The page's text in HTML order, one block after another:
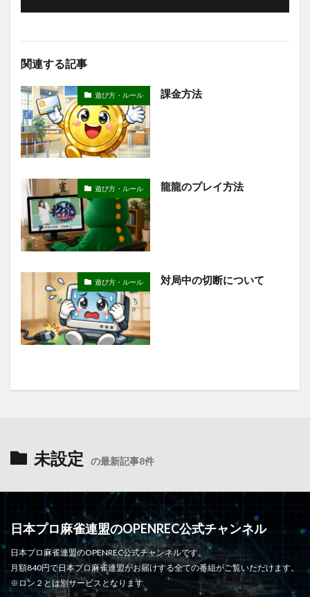
関連する記事
遊び方・ルール 課金方法
遊び方・ルール 龍龍のプレイ方法
遊び方・ルール 対局中の切断について
未設定 の最新記事8件
日本プロ麻雀連盟のOPENREC公式チャンネル
日本プロ麻雀連盟のOPENREC公式チャンネルです。
月額840円で日本プロ麻雀連盟がお届けする全ての番組がご覧いただけます。
※ロン２とは別サービスとなります